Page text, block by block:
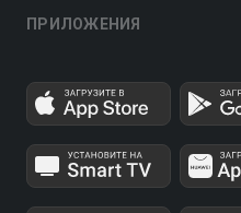
ПРИЛОЖЕНИЯ